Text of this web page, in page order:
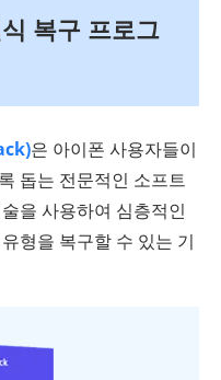
복구 프로그
은 아이폰 사용자들이
돕는 전문적인 소프트
을 사용하여 심층적인
형을 복구할 수 있는 기